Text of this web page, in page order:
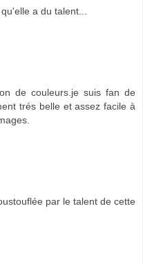
a du talent...
de couleurs.je suis fan de
trés belle et assez facile à
par le talent de cette